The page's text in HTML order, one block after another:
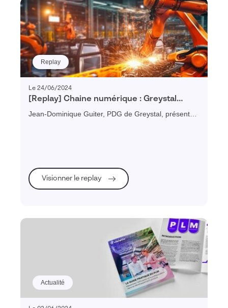
Replay
Le 24/06/2024
[Replay] Chaine numérique : Greystal
témoigne des bénéfices d’un PLM pour
une PME industrielle
Jean-Dominique Guiter, PDG de Greystal, présente
Visionner le replay
Actualité